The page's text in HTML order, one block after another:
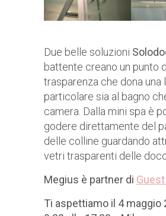
Due belle soluzioni
battente creano un punto
trasparenza che dona una
particolare sia al bagno
camera. Dalla mini spa è
godere direttamente del
delle colline guardando
vetri trasparenti delle
Megius è partner di
Ti aspettiamo il 4 maggio